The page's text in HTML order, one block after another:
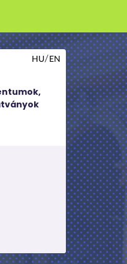
HU EN